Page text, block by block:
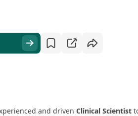
and driven Clinical Scientist